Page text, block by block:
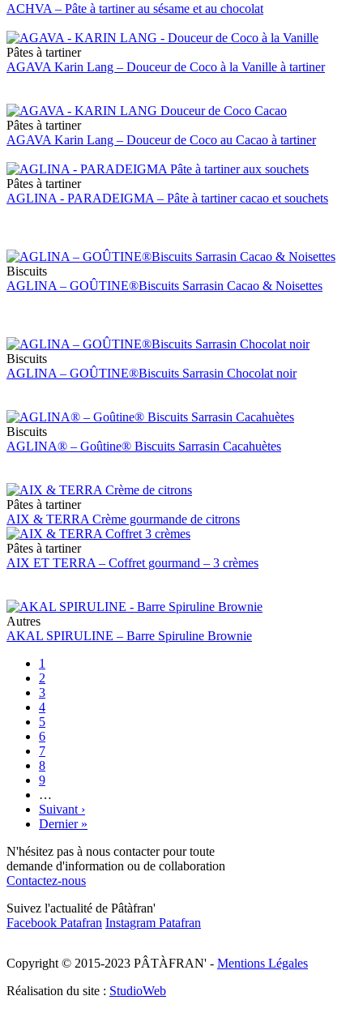
ACHVA – Pâte à tartiner au sésame et au chocolat
Pâtes à tartiner
AGAVA Karin Lang – Douceur de Coco à la Vanille à tartiner
Pâtes à tartiner
AGAVA Karin Lang – Douceur de Coco au Cacao à tartiner
Pâtes à tartiner
AGLINA - PARADEIGMA – Pâte à tartiner cacao et souchets
Biscuits
AGLINA – GOÛTINE®Biscuits Sarrasin Cacao & Noisettes
Biscuits
AGLINA – GOÛTINE®Biscuits Sarrasin Chocolat noir
Biscuits
AGLINA® – Goûtine® Biscuits Sarrasin Cacahuètes
Pâtes à tartiner
AIX & TERRA Crème gourmande de citrons
Pâtes à tartiner
AIX ET TERRA – Coffret gourmand – 3 crèmes
Autres
AKAL SPIRULINE – Barre Spiruline Brownie
Pagination
Page
courante
1
Page
2
Page
3
Page
4
Page
5
Page
6
Page
7
Page
8
Page
9
…
Page
suivante
Suivant ›
Dernière
Dernier »
N'hésitez pas à nous contacter pour toute
demande d'information ou de collaboration
Contactez-nous
Suivez l'actualité de Pâtàfran'
Facebook Patafran Instagram Patafran
Copyright © 2015-2023 PÂTÀFRAN' - Mentions Légales
Réalisation du site : StudioWeb